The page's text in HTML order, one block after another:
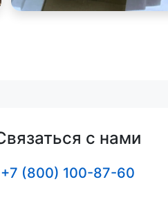
с нами
+7 (800) 100-87-60